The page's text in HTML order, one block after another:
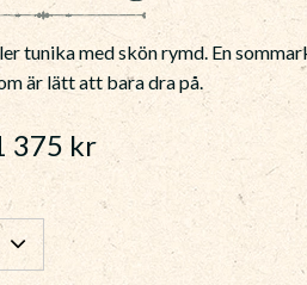
tunika med skön rymd. En
är lätt att bara dra på.
375 kr